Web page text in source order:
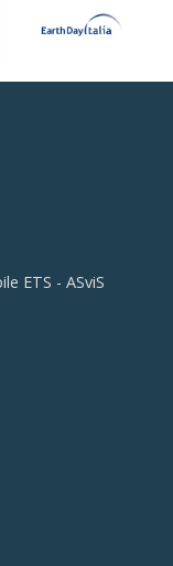
ETS - ASviS